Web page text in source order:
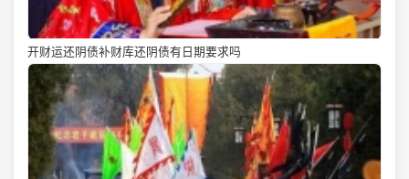
开财运还阴债补财库还阴债有日期要求吗